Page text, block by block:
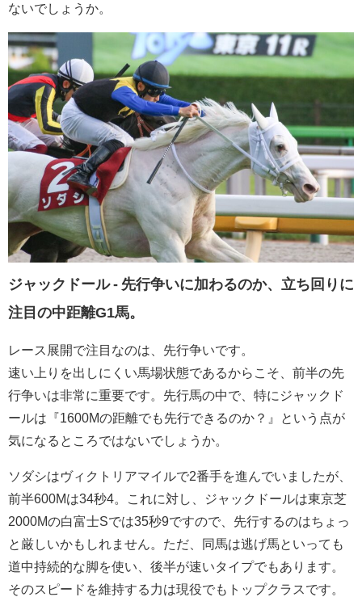
ないでしょうか。
ジャックドール - 先行争いに加わるのか、立ち回りに
注目の中距離G1馬。
レース展開で注目なのは、先行争いです。
速い上りを出しにくい馬場状態であるからこそ、前半の先
行争いは非常に重要です。先行馬の中で、特にジャックド
ールは『1600Mの距離でも先行できるのか？』という点が
気になるところではないでしょうか。
ソダシはヴィクトリアマイルで2番手を進んでいましたが、
前半600Mは34秒4。これに対し、ジャックドールは東京芝
2000Mの白富士Sでは35秒9ですので、先行するのはちょっ
と厳しいかもしれません。ただ、同馬は逃げ馬といっても
道中持続的な脚を使い、後半が速いタイプでもあります。
そのスピードを維持する力は現役でもトップクラスです。